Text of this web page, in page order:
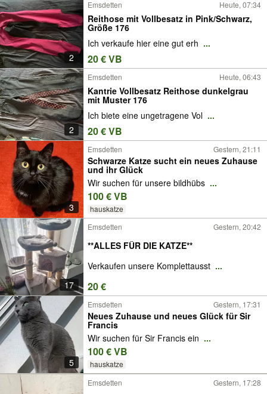
2
Emsdetten Heute, 07:34
Reithose mit Vollbesatz in Pink/Schwarz,
Größe 176
Ich verkaufe hier eine gut erh ...
20 € VB
2
Emsdetten Heute, 06:43
Kantrie Vollbesatz Reithose dunkelgrau
mit Muster 176
Ich biete eine ungetragene Vol ...
20 € VB
3
Emsdetten Gestern, 21:11
Schwarze Katze sucht ein neues Zuhause
und ihr Glück
Wir suchen für unsere bildhübs ...
100 € VB
hauskatze
17
Emsdetten Gestern, 20:42
**ALLES FÜR DIE KATZE**
Verkaufen unsere Komplettausst ...
20 €
5
Emsdetten Gestern, 17:31
Neues Zuhause und neues Glück für Sir
Francis
Wir suchen für Sir Francis ein ...
100 € VB
hauskatze
Emsdetten Gestern, 17:28